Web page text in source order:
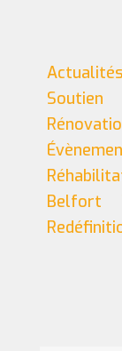
Actualités
Soutien
Belfort